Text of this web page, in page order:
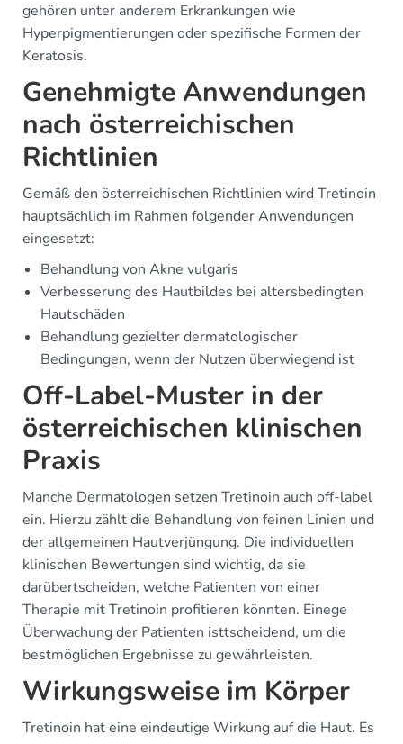
gehören unter anderem Erkrankungen wie
Hyperpigmentierungen oder spezifische Formen der
Keratosis.
Genehmigte Anwendungen
nach österreichischen
Richtlinien
Gemäß den österreichischen Richtlinien wird Tretinoin
hauptsächlich im Rahmen folgender Anwendungen
eingesetzt:
Behandlung von Akne vulgaris
Verbesserung des Hautbildes bei altersbedingten
Hautschäden
Behandlung gezielter dermatologischer
Bedingungen, wenn der Nutzen überwiegend ist
Off-Label-Muster in der
österreichischen klinischen
Praxis
Manche Dermatologen setzen Tretinoin auch off-label
ein. Hierzu zählt die Behandlung von feinen Linien und
der allgemeinen Hautverjüngung. Die individuellen
klinischen Bewertungen sind wichtig, da sie
darübertscheiden, welche Patienten von einer
Therapie mit Tretinoin profitieren könnten. Einege
Überwachung der Patienten isttscheidend, um die
bestmöglichen Ergebnisse zu gewährleisten.
Wirkungsweise im Körper
Tretinoin hat eine eindeutige Wirkung auf die Haut. Es